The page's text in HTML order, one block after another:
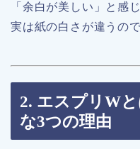
「余白が美しい」と感
実は紙の白さが違うので
2. エスプリW
な3つの理由